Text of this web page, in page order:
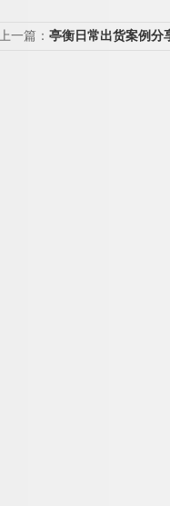
一篇： 亭衡日常出货案例分